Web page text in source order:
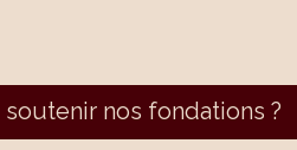
nos fondations ?